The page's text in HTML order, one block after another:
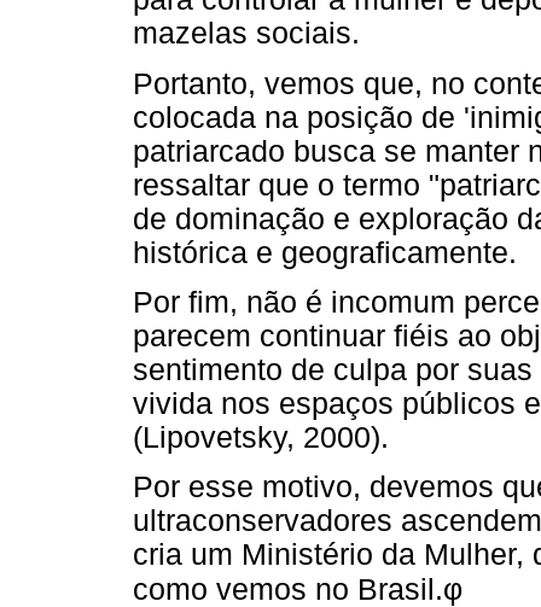
mazelas sociais.
Portanto, vemos que, no
colocada na posição de
patriarcado busca se manter
ressaltar que o termo
de dominação e exploração
histórica e geograficamente.
Por fim, não é incomum
parecem continuar fiéis ao
sentimento de culpa por
vivida nos espaços públicos
(Lipovetsky, 2000).
Por esse motivo, devemos
ultraconservadores
cria um Ministério da
como vemos no Brasil.φ